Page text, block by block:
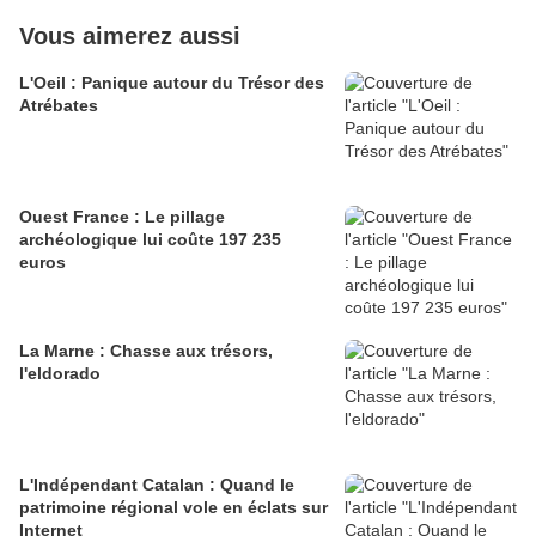
Vous aimerez aussi
L'Oeil : Panique autour du Trésor des
Atrébates
Ouest France : Le pillage
archéologique lui coûte 197 235
euros
La Marne : Chasse aux trésors,
l'eldorado
L'Indépendant Catalan : Quand le
patrimoine régional vole en éclats sur
Internet